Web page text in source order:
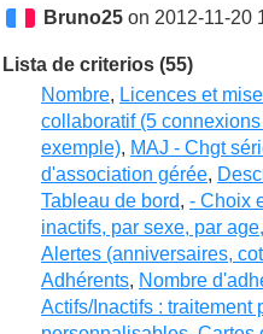
Bruno25 on 2012-11-20
Lista de criterios (55)
Nombre, Licences et
collaboratif (5
exemple), MAJ - Chgt
d'association gérée,
Tableau de bord, - Choix
inactifs, par sexe, par
Alertes (anniversaires,
Adhérents, Nombre
Actifs/Inactifs : traitement